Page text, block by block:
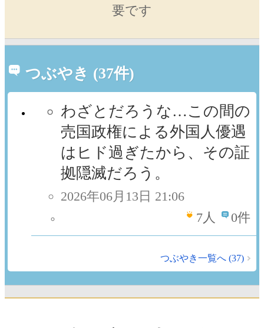
要です
つぶやき (37件)
わざとだろうな…この間の
売国政権による外国人優遇
はヒド過ぎたから、その証
拠隠滅だろう。
2026年06月13日 21:06
7人 0件
つぶやき一覧へ (37)